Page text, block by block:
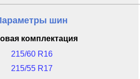
шин
комплектация
215/60 R16
215/55 R17